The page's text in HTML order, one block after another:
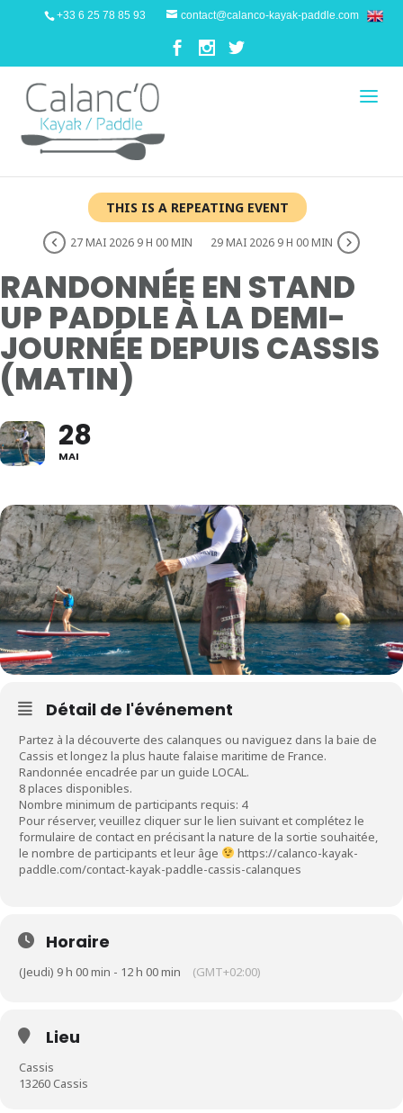
+33 6 25 78 85 93 contact@calanco-kayak-paddle.com
THIS IS A REPEATING EVENT
27 MAI 2026 9 H 00 MIN 29 MAI 2026 9 H 00 MIN
RANDONNÉE EN STAND
UP PADDLE À LA DEMI-
JOURNÉE DEPUIS CASSIS
(MATIN)
28
MAI
Détail de l'événement
Partez à la découverte des calanques ou naviguez dans la baie de
Cassis et longez la plus haute falaise maritime de France.
Randonnée encadrée par un guide LOCAL.
8 places disponibles.
Nombre minimum de participants requis: 4
Pour réserver, veuillez cliquer sur le lien suivant et complétez le
formulaire de contact en précisant la nature de la sortie souhaitée,
le nombre de participants et leur âge
https://calanco-kayak-
paddle.com/contact-kayak-paddle-cassis-calanques
Horaire
(Jeudi) 9 h 00 min - 12 h 00 min (GMT+02:00)
Lieu
Cassis
13260 Cassis